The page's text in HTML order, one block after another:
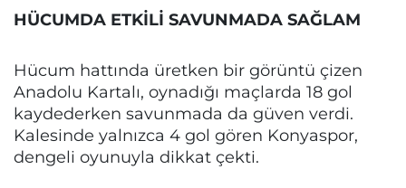
HÜCUMDA ETKİLİ SAVUNMADA SAĞLAM
Hücum hattında üretken bir görüntü çizen
Anadolu Kartalı, oynadığı maçlarda 18 gol
kaydederken savunmada da güven verdi.
Kalesinde yalnızca 4 gol gören Konyaspor,
dengeli oyunuyla dikkat çekti.